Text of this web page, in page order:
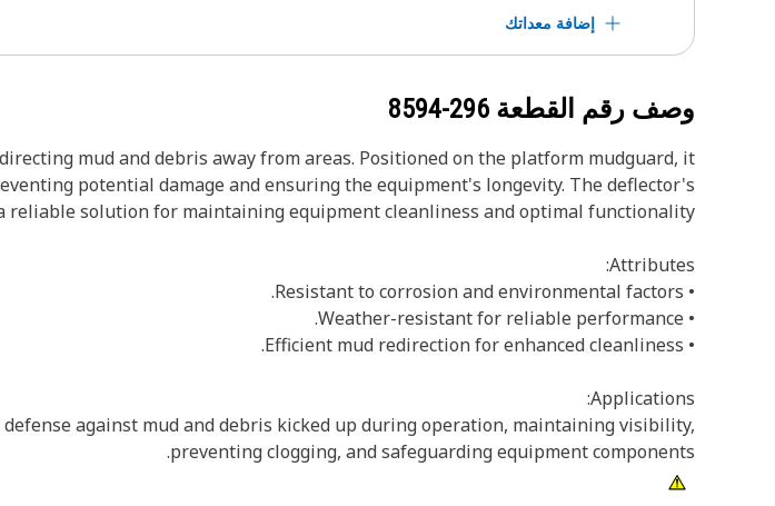
إضافة معداتك
وصف رقم القطعة 296-8594
mud and debris away from areas. Positioned on the platform mudguard, it
potential damage and ensuring the equipment's longevity. The deflector's
solution for maintaining equipment cleanliness and optimal functionality.
Attributes:
• Resistant to corrosion and environmental factors.
• Weather-resistant for reliable performance.
• Efficient mud redirection for enhanced cleanliness.
Applications:
against mud and debris kicked up during operation, maintaining visibility,
preventing clogging, and safeguarding equipment components.